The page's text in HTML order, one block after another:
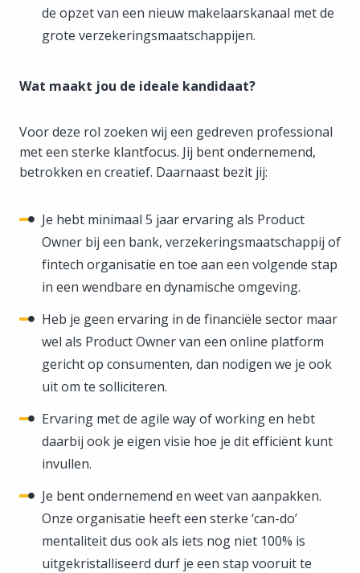
de opzet van een nieuw makelaarskanaal met de
grote verzekeringsmaatschappijen.
Wat maakt jou de ideale kandidaat?
Voor deze rol zoeken wij een gedreven professional
met een sterke klantfocus. Jij bent ondernemend,
betrokken en creatief. Daarnaast bezit jij:
Je hebt minimaal 5 jaar ervaring als Product
Owner bij een bank, verzekeringsmaatschappij of
fintech organisatie en toe aan een volgende stap
in een wendbare en dynamische omgeving.
Heb je geen ervaring in de financiële sector maar
wel als Product Owner van een online platform
gericht op consumenten, dan nodigen we je ook
uit om te solliciteren.
Ervaring met de agile way of working en hebt
daarbij ook je eigen visie hoe je dit efficiënt kunt
invullen.
Je bent ondernemend en weet van aanpakken.
Onze organisatie heeft een sterke ‘can-do’
mentaliteit dus ook als iets nog niet 100% is
uitgekristalliseerd durf je een stap vooruit te